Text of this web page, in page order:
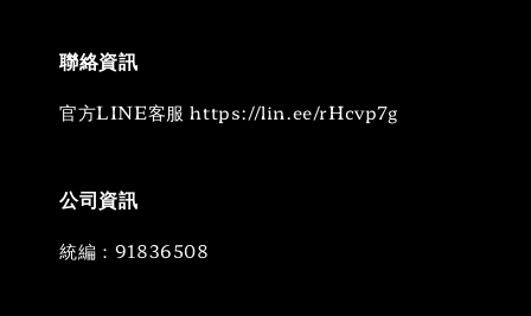
聯絡資訊
官方LINE客服 https://lin.ee/rHcvp7g
公司資訊
統編：91836508